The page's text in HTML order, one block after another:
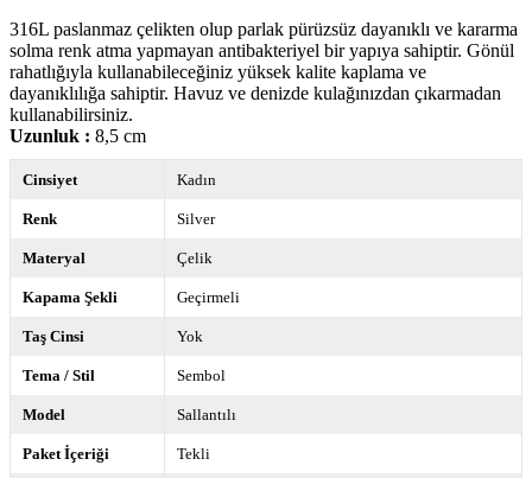
316L paslanmaz çelikten olup parlak pürüzsüz dayanıklı ve kararma
solma renk atma yapmayan antibakteriyel bir yapıya sahiptir. Gönül
rahatlığıyla kullanabileceğiniz yüksek kalite kaplama ve
dayanıklılığa sahiptir. Havuz ve denizde kulağınızdan çıkarmadan
kullanabilirsiniz.
Uzunluk : 8,5 cm
Cinsiyet Kadın
Renk Silver
Materyal Çelik
Kapama Şekli Geçirmeli
Taş Cinsi Yok
Tema / Stil Sembol
Model Sallantılı
Paket İçeriği Tekli